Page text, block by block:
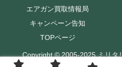
エアガン買取情報局
キャンペーン告知
TOPページ
Copyright © 2005-2025 ミリタ